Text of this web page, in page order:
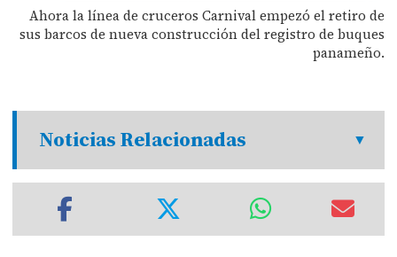
Ahora la línea de cruceros Carnival empezó el retiro de
sus barcos de nueva construcción del registro de buques
panameño.
Noticias Relacionadas